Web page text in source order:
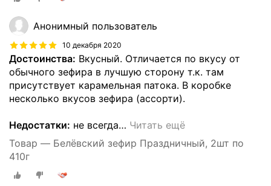
Анонимный пользователь
10 декабря 2020
Достоинства: Вкусный. Отличается по вкусу от
обычного зефира в лучшую сторону т.к. там
присутствует карамельная патока. В коробке
несколько вкусов зефира (ассорти).
Недостатки: не всегда… Читать ещё
Товар — Белёвский зефир Праздничный, 2шт по
410г